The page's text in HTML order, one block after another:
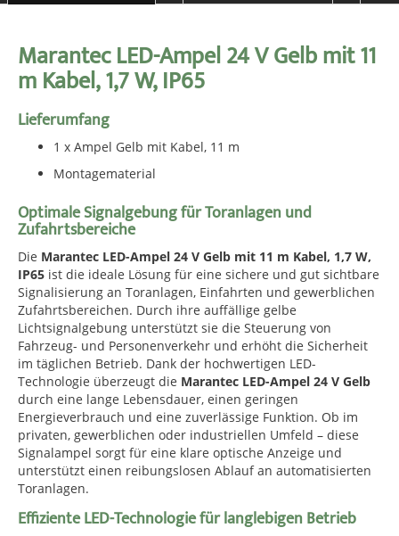
Marantec LED-Ampel 24 V Gelb mit 11
m Kabel, 1,7 W, IP65
Lieferumfang
1 x Ampel Gelb mit Kabel, 11 m
Montagematerial
Optimale Signalgebung für Toranlagen und
Zufahrtsbereiche
Die Marantec LED-Ampel 24 V Gelb mit 11 m Kabel, 1,7 W,
IP65 ist die ideale Lösung für eine sichere und gut sichtbare
Signalisierung an Toranlagen, Einfahrten und gewerblichen
Zufahrtsbereichen. Durch ihre auffällige gelbe
Lichtsignalgebung unterstützt sie die Steuerung von
Fahrzeug- und Personenverkehr und erhöht die Sicherheit
im täglichen Betrieb. Dank der hochwertigen LED-
Technologie überzeugt die Marantec LED-Ampel 24 V Gelb
durch eine lange Lebensdauer, einen geringen
Energieverbrauch und eine zuverlässige Funktion. Ob im
privaten, gewerblichen oder industriellen Umfeld – diese
Signalampel sorgt für eine klare optische Anzeige und
unterstützt einen reibungslosen Ablauf an automatisierten
Toranlagen.
Effiziente LED-Technologie für langlebigen Betrieb